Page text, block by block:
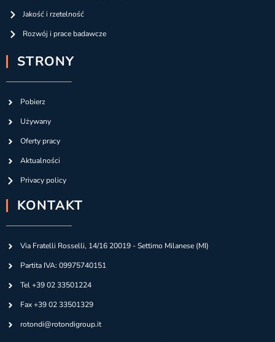
Jakość i rzetelność
Rozwój i prace badawcze
STRONY
Pobierz
Używany
Oferty pracy
Aktualności
Privacy policy
KONTAKT
Via Fratelli Rosselli, 14/16 20019 - Settimo Milanese (MI)
Partita IVA: 09975740151
Tel +39 02 33501224
Fax +39 02 33501329
rotondi@rotondigroup.it